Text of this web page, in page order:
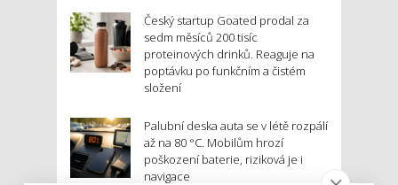
Český startup Goated prodal za
sedm měsíců 200 tisíc
proteinových drinků. Reaguje na
poptávku po funkčním a čistém
složení
Palubní deska auta se v létě rozpálí
až na 80 °C. Mobilům hrozí
poškození baterie, riziková je i
navigace